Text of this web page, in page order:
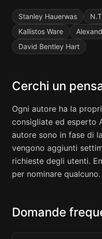
Stanley Hauerwas
Kallistos Ware
David Bentley Hart
Cerchi un
Ogni autore ha la
consigliate ed esperto
autore sono in fase di
vengono aggiunti
richieste degli utenti.
per nominare qualcuno.
Domande